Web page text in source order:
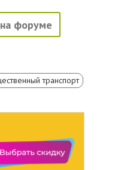
форуме
транспорт